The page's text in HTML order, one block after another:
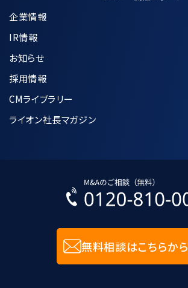
企業情報
IR情報
お知らせ
採用情報
CMライブラリー
ライオン社長マガジン
無料相談はこちらから